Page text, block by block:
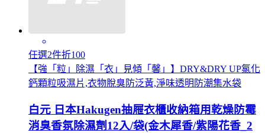
任選2件折100
【強「粒」除濕「衣」見傾「馨」】DRY&DRY UP氯化
鈣顆粒吸濕片,衣物脫臭防泛黃,淨味透明防潮集水袋
白元 日本Hakugen抽屜衣櫃收納箱用乾燥防霉
消臭香氛除濕劑12入/袋(金木犀香/紫陽花香_2